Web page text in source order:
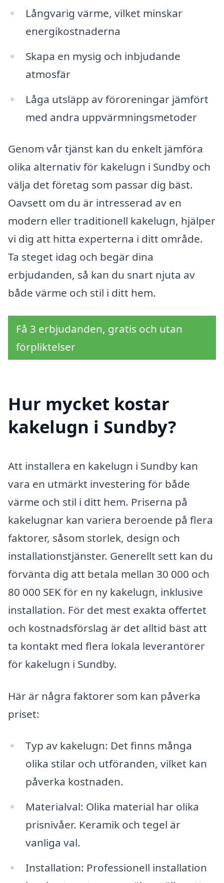
Långvarig värme, vilket minskar
energikostnaderna
Skapa en mysig och inbjudande
atmosfär
Låga utsläpp av föroreningar jämfört
med andra uppvärmningsmetoder
Genom vår tjänst kan du enkelt jämföra
olika alternativ för kakelugn i Sundby och
välja det företag som passar dig bäst.
Oavsett om du är intresserad av en
modern eller traditionell kakelugn, hjälper
vi dig att hitta experterna i ditt område.
Ta steget idag och begär dina
erbjudanden, så kan du snart njuta av
både värme och stil i ditt hem.
Få 3 erbjudanden, gratis och utan
förpliktelser
Hur mycket kostar
kakelugn i Sundby?
Att installera en kakelugn i Sundby kan
vara en utmärkt investering för både
värme och stil i ditt hem. Priserna på
kakelugnar kan variera beroende på flera
faktorer, såsom storlek, design och
installationstjänster. Generellt sett kan du
förvänta dig att betala mellan 30 000 och
80 000 SEK för en ny kakelugn, inklusive
installation. För det mest exakta offertet
och kostnadsförslag är det alltid bäst att
ta kontakt med flera lokala leverantörer
för kakelugn i Sundby.
Här är några faktorer som kan påverka
priset:
Typ av kakelugn: Det finns många
olika stilar och utföranden, vilket kan
påverka kostnaden.
Materialval: Olika material har olika
prisnivåer. Keramik och tegel är
vanliga val.
Installation: Professionell installation